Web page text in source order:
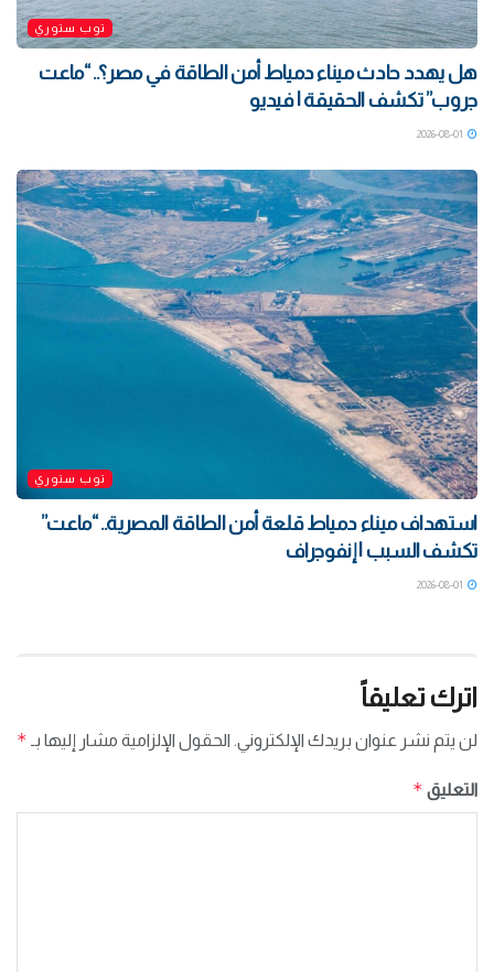
توب ستوري
هل يهدد حادث ميناء دمياط أمن الطاقة في مصر؟.. “ماعت
جروب” تكشف الحقيقة | فيديو
توب ستوري
استهداف ميناء دمياط قلعة أمن الطاقة المصرية.. “ماعت”
تكشف السبب | إنفوجراف
اترك تعليقاً
لن يتم نشر عنوان بريدك الإلكتروني. الحقول الإلزامية مشار إليها بـ *
التعليق *